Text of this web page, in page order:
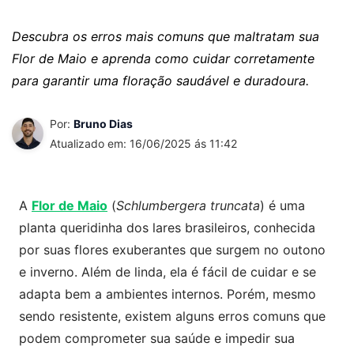
Descubra os erros mais comuns que maltratam sua
Flor de Maio e aprenda como cuidar corretamente
para garantir uma floração saudável e duradoura.
Por: Bruno Dias
Atualizado em: 16/06/2025 ás 11:42
A Flor de Maio (Schlumbergera truncata) é uma
planta queridinha dos lares brasileiros, conhecida
por suas flores exuberantes que surgem no outono
e inverno. Além de linda, ela é fácil de cuidar e se
adapta bem a ambientes internos. Porém, mesmo
sendo resistente, existem alguns erros comuns que
podem comprometer sua saúde e impedir sua